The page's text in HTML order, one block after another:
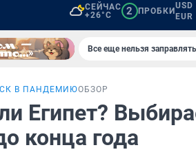
СЕЙЧАС
+26°C
2 ПРОБКИ
Все еще нельзя
В ПАНДЕМИЮОБЗОР
Египет?
конца года